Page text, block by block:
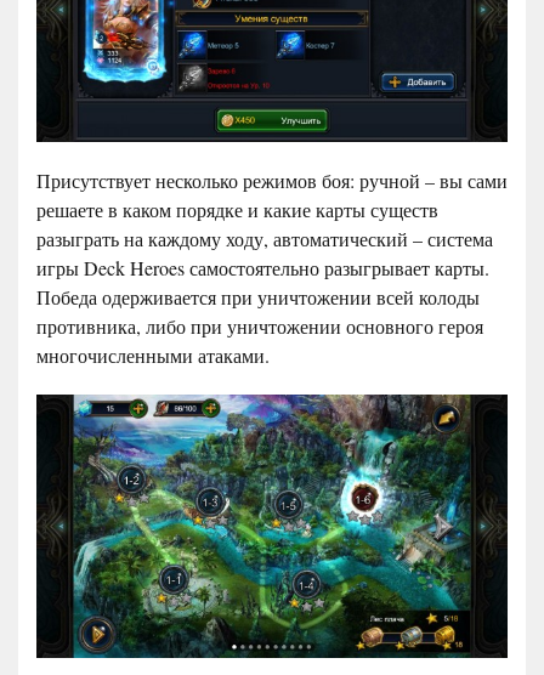
Присутствует несколько режимов боя: ручной – вы сами
решаете в каком порядке и какие карты существ
разыграть на каждому ходу, автоматический – система
игры Deck Heroes самостоятельно разыгрывает карты.
Победа одерживается при уничтожении всей колоды
противника, либо при уничтожении основного героя
многочисленными атаками.